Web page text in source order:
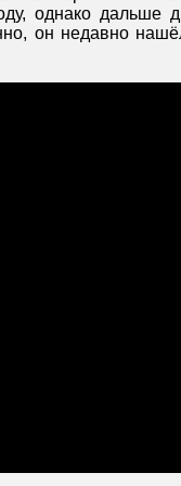
однако дальше
он недавно